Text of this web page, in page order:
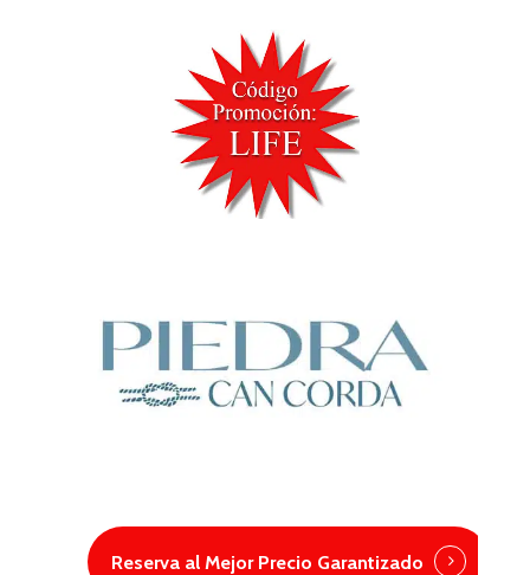
Reserva al Mejor Precio Garantizado